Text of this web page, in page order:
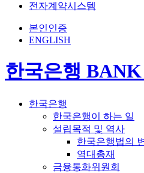
전자계약시스템
본인인증
ENGLISH
한국은행
한국은행
한국은행이 하는 일
설립목적 및 역사
한국은행법의
역대총재
금융통화위원회